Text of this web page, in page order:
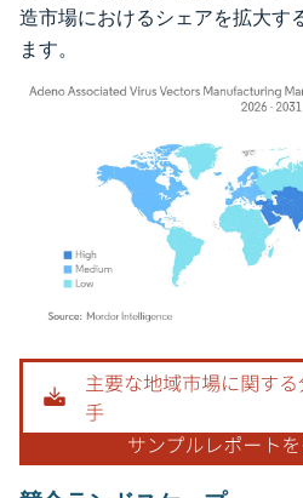
造市場におけるシェアを拡大す
ます。
画像 © Mordor Intelligence。再利用には